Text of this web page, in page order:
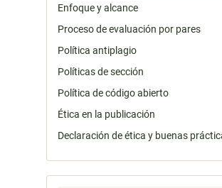
Enfoque y alcance
Proceso de evaluación por pares
Política antiplagio
Políticas de sección
Política de código abierto
Ética en la publicación
Declaración de ética y buenas